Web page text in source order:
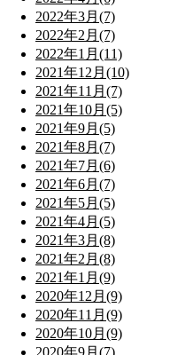
2022年3月(7)
2022年2月(7)
2022年1月(11)
2021年12月(10)
2021年11月(7)
2021年10月(5)
2021年9月(5)
2021年8月(7)
2021年7月(6)
2021年6月(7)
2021年5月(5)
2021年4月(5)
2021年3月(8)
2021年2月(8)
2021年1月(9)
2020年12月(9)
2020年11月(9)
2020年10月(9)